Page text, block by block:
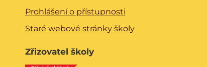
Prohlášení o přístupnosti
Staré webové stránky školy
Zřizovatel školy